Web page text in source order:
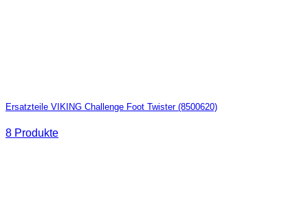
Ersatzteile VIKING Challenge Foot Twister (8500620)
8 Produkte